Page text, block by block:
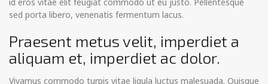
sed porta libero, venenatis fermentum lacus.
Praesent metus velit, imperdiet a
aliquam et, imperdiet ac dolor.
Vivamus commodo turpis vitae ligula luctus malesuada. Quisque